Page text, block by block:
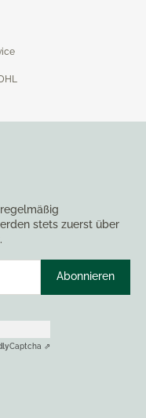
stets zuerst über
Abonnieren
Captcha ⇗